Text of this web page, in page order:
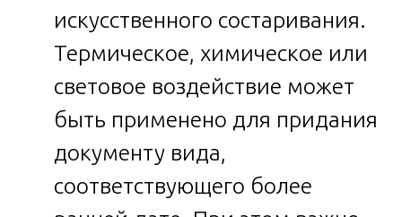
искусственного состаривания.
Термическое, химическое или
световое воздействие может
быть применено для придания
документу вида,
соответствующего более